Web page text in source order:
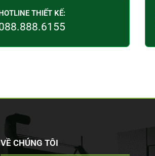
HOTLINE THIẾT KẾ:
VỀ CHÚNG TÔI